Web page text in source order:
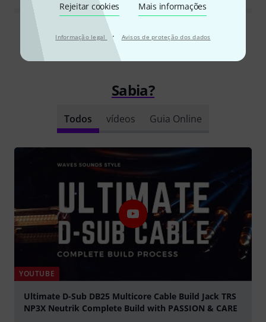
Rejeitar cookies Mais informações
Informação legal · Avisos de proteção dos dados
Ler todas as reviews
Sabia?
Todos vídeos Guia Online
YOUTUBE
Ultimate D-Sub DB25 Multicore Cable Build Jack TRS
NP3X Neutrik Complete Build with PASSION & CARE